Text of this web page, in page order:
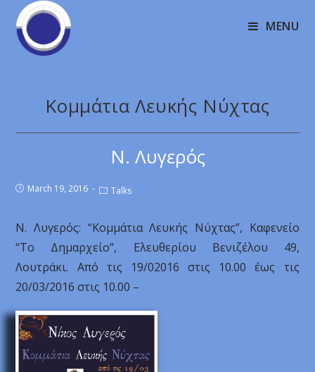
MENU
Κομμάτια Λευκής Νύχτας
Ν. Λυγερός
March 19, 2016 Talks
Ν. Λυγερός: “Κομμάτια Λευκής Νύχτας”, Καφενείο
“Το Δημαρχείο”, Ελευθερίου Βενιζέλου 49,
Λουτράκι. Από τις 19/02016 στις 10.00 έως τις
20/03/2016 στις 10.00 –